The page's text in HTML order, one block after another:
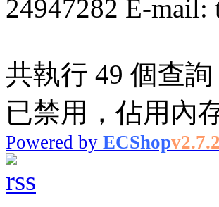
24947282 E-mail:
共執行 49 個查
已禁用，佔用內
Powered by ECShopv2.7.2